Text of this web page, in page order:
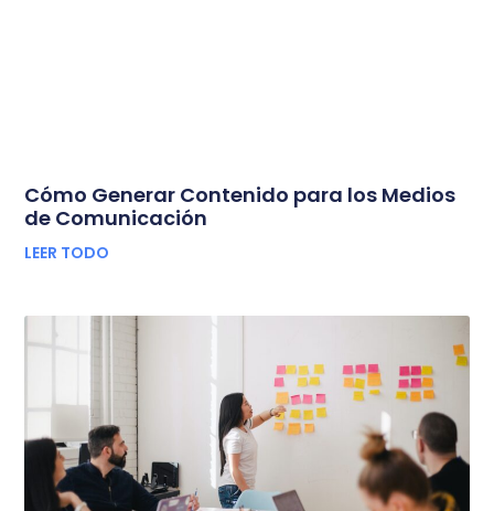
Cómo Generar Contenido para los Medios
de Comunicación
LEER TODO